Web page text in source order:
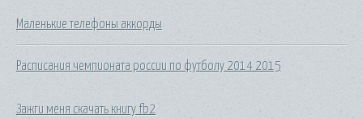
Маленькие телефоны аккорды
Расписания чемпионата россии по футболу 2014 2015
Зажги меня скачать книгу fb2